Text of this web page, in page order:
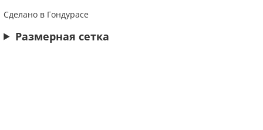
Сделано в Гондурасе
Размерная сетка